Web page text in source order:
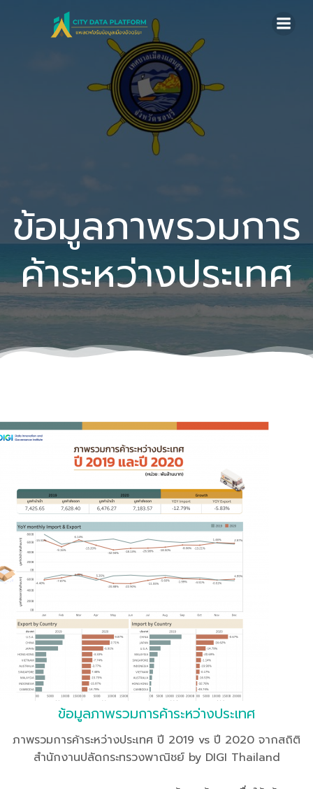
to
content
ข้อมูลภาพรวมการ
ค้าระหว่างประเทศ
ข้อมูลภาพรวมการค้าระหว่างประเทศ
ภาพรวมการค้าระหว่างประเทศ ปี 2019 vs ปี 2020 จากสถิติ
สำนักงานปลัดกระทรวงพาณิชย์ by DIGI Thailand